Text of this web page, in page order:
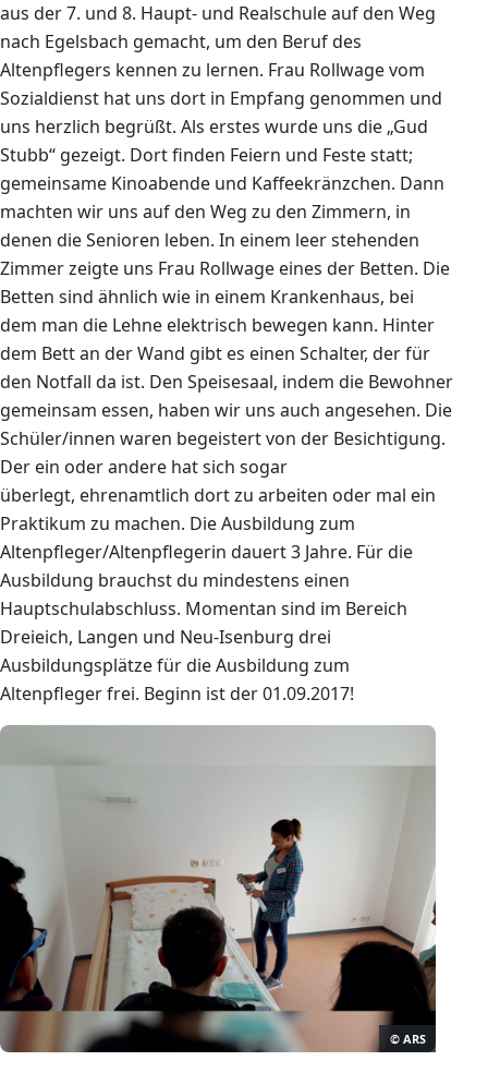
aus der 7. und 8. Haupt- und Realschule auf den Weg
nach Egelsbach gemacht, um den Beruf des
Altenpflegers kennen zu lernen. Frau Rollwage vom
Sozialdienst hat uns dort in Empfang genommen und
uns herzlich begrüßt. Als erstes wurde uns die „Gud
Stubb“ gezeigt. Dort finden Feiern und Feste statt;
gemeinsame Kinoabende und Kaffeekränzchen. Dann
machten wir uns auf den Weg zu den Zimmern, in
denen die Senioren leben. In einem leer stehenden
Zimmer zeigte uns Frau Rollwage eines der Betten. Die
Betten sind ähnlich wie in einem Krankenhaus, bei
dem man die Lehne elektrisch bewegen kann. Hinter
dem Bett an der Wand gibt es einen Schalter, der für
den Notfall da ist. Den Speisesaal, indem die Bewohner
gemeinsam essen, haben wir uns auch angesehen. Die
Schüler/innen waren begeistert von der Besichtigung.
Der ein oder andere hat sich sogar
überlegt, ehrenamtlich dort zu arbeiten oder mal ein
Praktikum zu machen. Die Ausbildung zum
Altenpfleger/Altenpflegerin dauert 3 Jahre. Für die
Ausbildung brauchst du mindestens einen
Hauptschulabschluss. Momentan sind im Bereich
Dreieich, Langen und Neu-Isenburg drei
Ausbildungsplätze für die Ausbildung zum
Altenpfleger frei. Beginn ist der 01.09.2017!
© ARS